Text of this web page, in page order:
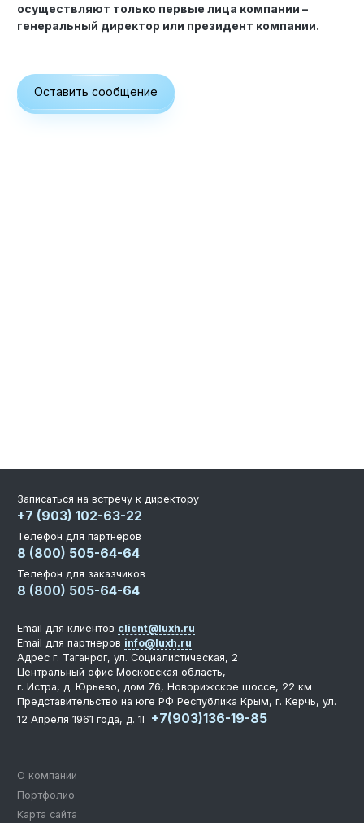
осуществляют только первые лица компании –
генеральный директор или президент компании.
Оставить сообщение
Записаться на встречу к директору
+7 (903) 102-63-22
Телефон для партнеров
8 (800) 505-64-64
Телефон для заказчиков
8 (800) 505-64-64
О компании
Портфолио
Карта сайта
Email для клиентов client@luxh.ru
Email для партнеров info@luxh.ru
Адрес г. Таганрог, ул. Социалистическая, 2
Центральный офис Московская область,
г. Истра, д. Юрьево, дом 76, Новорижское шоссе, 22 км
Представительство на юге РФ Республика Крым, г. Керчь, ул.
12 Апреля 1961 года, д. 1Г +7(903)136-19-85